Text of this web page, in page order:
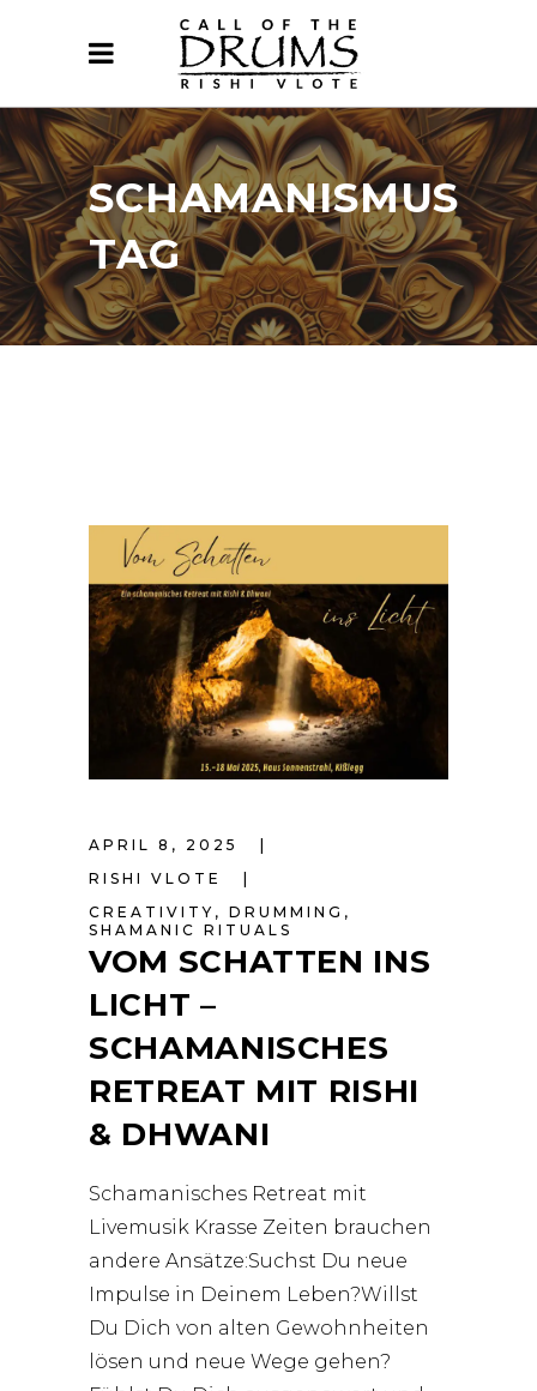
SCHAMANISMUS
TAG
APRIL 8, 2025
RISHI VLOTE
CREATIVITY , DRUMMING ,
SHAMANIC RITUALS
VOM SCHATTEN INS
LICHT –
SCHAMANISCHES
RETREAT MIT RISHI
& DHWANI
Schamanisches Retreat mit
Livemusik Krasse Zeiten brauchen
andere Ansätze:Suchst Du neue
Impulse in Deinem Leben?Willst
Du Dich von alten Gewohnheiten
lösen und neue Wege gehen?